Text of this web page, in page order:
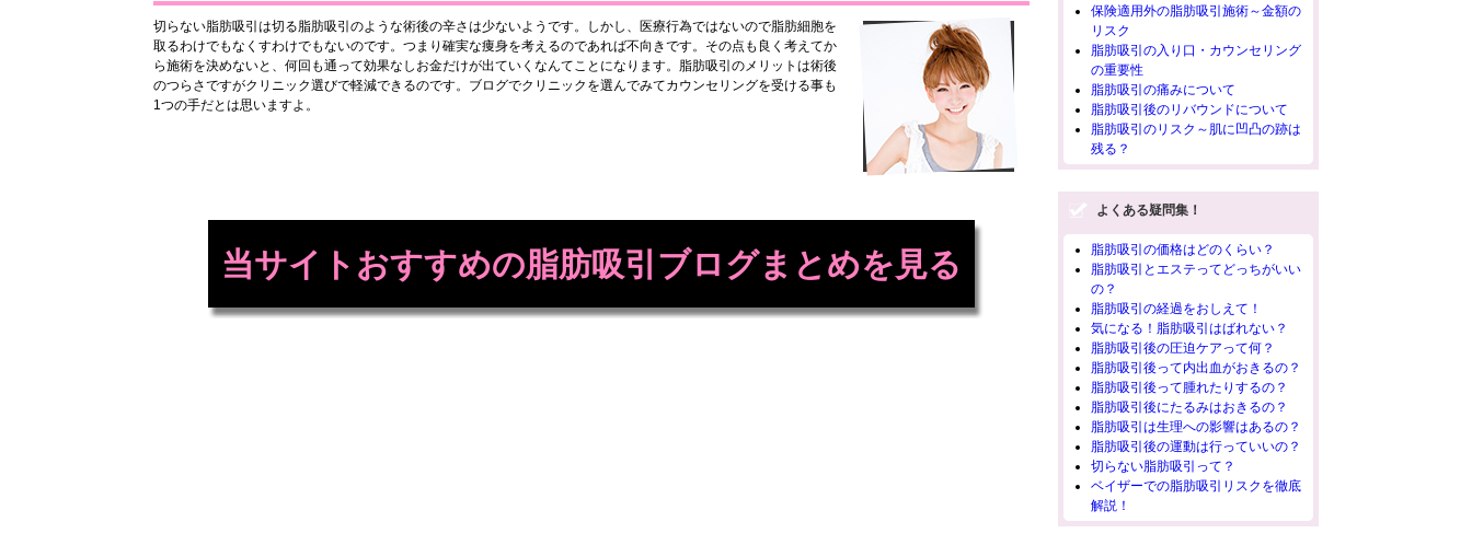
切らない脂肪吸引は切る脂肪吸引のような術後の辛さは少ないようです。しかし、医療行為ではないので脂肪細胞を
取るわけでもなくすわけでもないのです。つまり確実な痩身を考えるのであれば不向きです。その点も良く考えてか
ら施術を決めないと、何回も通って効果なしお金だけが出ていくなんてことになります。脂肪吸引のメリットは術後
のつらさですがクリニック選びで軽減できるのです。ブログでクリニックを選んでみてカウンセリングを受ける事も
1つの手だとは思いますよ。
当サイトおすすめの脂肪吸引ブログまとめを見る
保険適用外の脂肪吸引施術～金額の
リスク
脂肪吸引の入り口・カウンセリング
の重要性
脂肪吸引の痛みについて
脂肪吸引後のリバウンドについて
脂肪吸引のリスク～肌に凹凸の跡は
残る？
よくある疑問集！
脂肪吸引の価格はどのくらい？
脂肪吸引とエステってどっちがいい
の？
脂肪吸引の経過をおしえて！
気になる！脂肪吸引はばれない？
脂肪吸引後の圧迫ケアって何？
脂肪吸引後って内出血がおきるの？
脂肪吸引後って腫れたりするの？
脂肪吸引後にたるみはおきるの？
脂肪吸引は生理への影響はあるの？
脂肪吸引後の運動は行っていいの？
切らない脂肪吸引って？
ベイザーでの脂肪吸引リスクを徹底
解説！